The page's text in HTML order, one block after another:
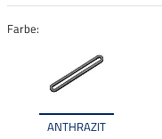
Farbe:
ANTHRAZIT